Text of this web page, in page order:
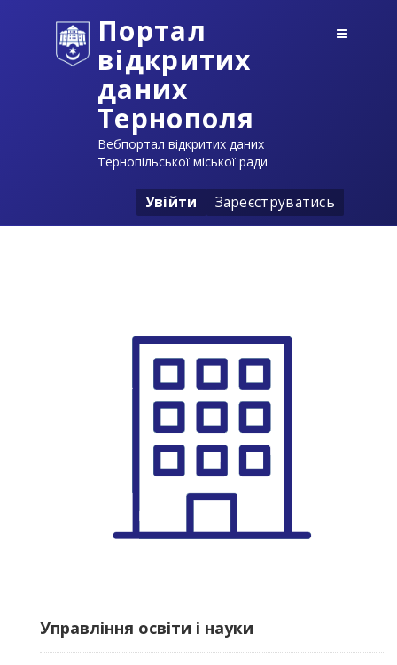
Портал
відкритих
даних
Тернополя
Вебпортал відкритих даних
Тернопільської міської ради
Увійти Зареєструватись
Управління освіти і науки